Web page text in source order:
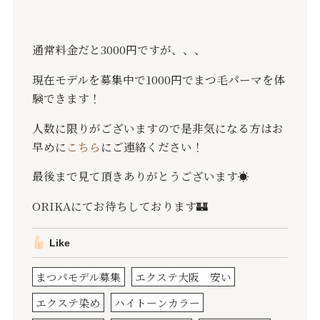
通常料金だと3000円ですが、、、
現在モデルを募集中で1000円でまつ毛パーマを体
験できます！
人数に限りがございますので是非気になる方はお
早めに こちら にご連絡ください！
最後まで見て頂きありがとうございます☀️
ORIKAにてお待ちしております🏰
Like
まつパモデル募集
エクステ大阪 安い
エクステ染め
ハイトーンカラー